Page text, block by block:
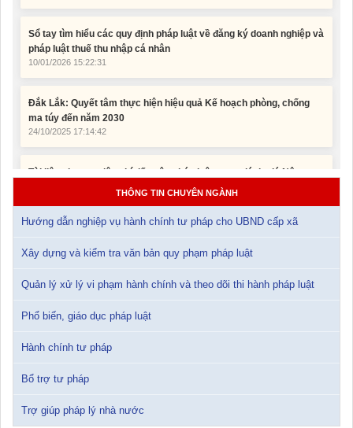
pháp luật thuế thu nhập cá nhân
Đắk Lắk: Quyết tâm thực hiện hiệu quả Kế hoạch phòng, chống
ma túy đến năm 2030
Tài liệu phục vụ tiêu chí tiếp cận pháp luật trong đánh giá Nông
thôn mới
Tài liệu Hội nghị công chức, viên chức và người lao động năm
15/01/2026 15:29:29
12/01/2026 14:30:21
Sổ tay tìm hiểu các quy định pháp luật về đăng ký doanh nghiệp và
10/01/2026 15:22:31
ma túy đến năm 2030
THÔNG TIN CHUYÊN NGÀNH
Hướng dẫn nghiệp vụ hành chính tư pháp cho UBND cấp xã
Xây dựng và kiểm tra văn bản quy phạm pháp luật
Quản lý xử lý vi phạm hành chính và theo dõi thi hành pháp luật
Phổ biến, giáo dục pháp luật
Hành chính tư pháp
Bổ trợ tư pháp
Trợ giúp pháp lý nhà nước